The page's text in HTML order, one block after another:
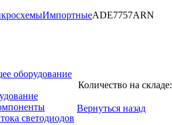
ИмпортныеADE7757ARN
оборудование
светодиодов
Количество на складе:
Вернуться назад